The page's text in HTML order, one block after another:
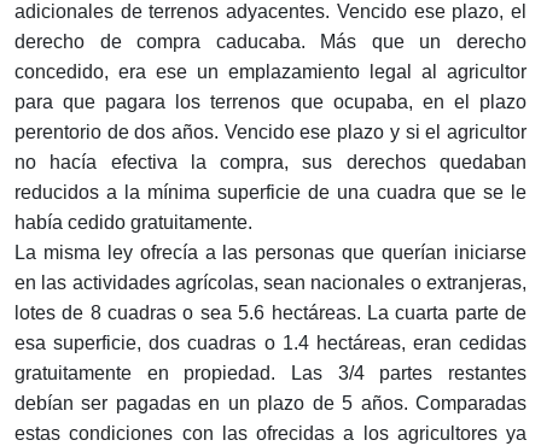
adicionales de terrenos adyacentes. Vencido ese plazo, el
derecho de compra caducaba. Más que un derecho
concedido, era ese un emplazamiento legal al agricultor
para que pagara los terrenos que ocupaba, en el plazo
perentorio de dos años. Vencido ese plazo y si el agricultor
no hacía efectiva la compra, sus derechos quedaban
reducidos a la mínima superficie de una cuadra que se le
había cedido gratuitamente.
La misma ley ofrecía a las personas que querían iniciarse
en las actividades agrícolas, sean nacionales o extranjeras,
lotes de 8 cuadras o sea 5.6 hectáreas. La cuarta parte de
esa superficie, dos cuadras o 1.4 hectáreas, eran cedidas
gratuitamente en propiedad. Las 3/4 partes restantes
debían ser pagadas en un plazo de 5 años. Comparadas
estas condiciones con las ofrecidas a los agricultores ya